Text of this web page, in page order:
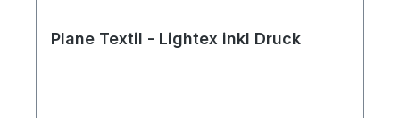
Plane Textil - Lightex inkl Druck